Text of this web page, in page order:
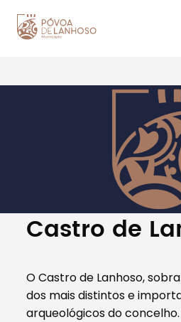
Tipo de conteúdo
Filtros
Castro de
O Castro de Lanhoso,
dos mais distintos e
arqueológicos do